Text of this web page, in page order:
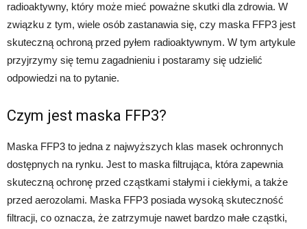
radioaktywny, który może mieć poważne skutki dla zdrowia. W
związku z tym, wiele osób zastanawia się, czy maska FFP3 jest
skuteczną ochroną przed pyłem radioaktywnym. W tym artykule
przyjrzymy się temu zagadnieniu i postaramy się udzielić
odpowiedzi na to pytanie.
Czym jest maska FFP3?
Maska FFP3 to jedna z najwyższych klas masek ochronnych
dostępnych na rynku. Jest to maska filtrująca, która zapewnia
skuteczną ochronę przed cząstkami stałymi i ciekłymi, a także
przed aerozolami. Maska FFP3 posiada wysoką skuteczność
filtracji, co oznacza, że zatrzymuje nawet bardzo małe cząstki,